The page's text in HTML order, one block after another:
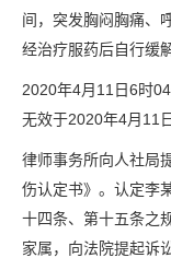
间，突发胸闷胸痛、
经治疗服药后自行缓
2020年4月11日6时
无效于2020年4月11
律师事务所向人社局
伤认定书》。认定李
十四条、第十五条之
家属，向法院提起诉